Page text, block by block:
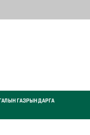
ГАЗРЫН ДАРГА